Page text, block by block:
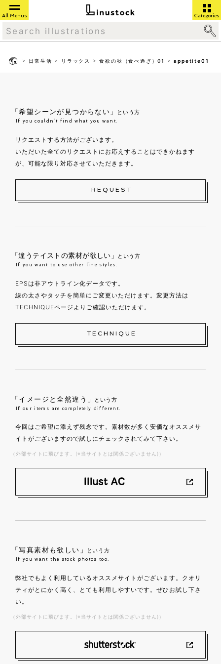
All Menus Categories
> 日常生活 > リラックス >食欲の秋（食べ過ぎ）01 >appetite01
「希望シーンが見つからない」 という方
If you couldn’t find what you want.
リクエストする方法がございます。
いただいた全てのリクエストにお応えすることはできかねます
が、可能な限り対応させていただきます。
REQUEST
「違うテイストの素材が欲しい」 という方
If you want to use other line styles.
EPSは非アウトライン化データです。
線の太さやタッチを簡単にご変更いただけます。変更方法は
TECHNIQUEページよりご確認いただけます。
TECHNIQUE
「イメージと全然違う」 という方
If our items are completely different.
今回はご希望に添えず残念です。素材数が多く安価なオススメサ
イトがございますので試しにチェックされてみて下さい。
（外部サイトに飛びます。(※当サイトとは関係ございません)）
「写真素材も欲しい」 という方
If you want the stock photos too.
弊社でもよく利用しているオススメサイトがございます。クオリ
ティがとにかく高く、とても利用しやすいです。ぜひお試し下さ
い。
（外部サイトに飛びます。(※当サイトとは関係ございません)）